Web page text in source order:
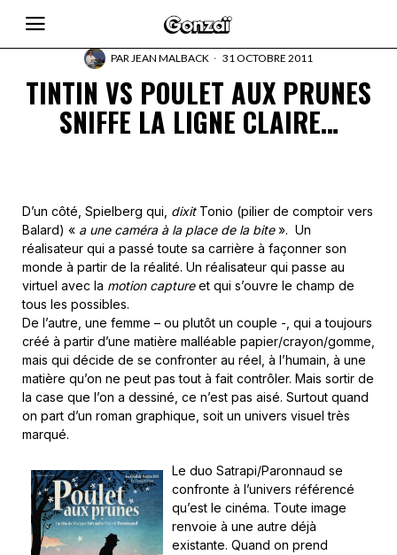
PARJEAN MALBACK 31 OCTOBRE 2011
TINTIN VS POULET AUX PRUNES
SNIFFE LA LIGNE CLAIRE…
D’un côté, Spielberg qui, dixitTonio (pilier de comptoir vers
Balard) « a une caméra à la place de la bite». Un
réalisateur qui a passé toute sa carrière à façonner son
monde à partir de la réalité. Un réalisateur qui passe au
virtuel avec la motion captureet qui s’ouvre le champ de
tous les possibles.
De l’autre, une femme – ou plutôt un couple -, qui a toujours
créé à partir d’une matière malléable papier/crayon/gomme,
mais qui décide de se confronter au réel, à l’humain, à une
matière qu’on ne peut pas tout à fait contrôler. Mais sortir de
la case que l’on a dessiné, ce n’est pas aisé. Surtout quand
on part d’un roman graphique, soit un univers visuel très
marqué.
Le duo Satrapi/Paronnaud se
confronte à l’univers référencé
qu’est le cinéma. Toute image
renvoie à une autre déjà
existante. Quand on prend